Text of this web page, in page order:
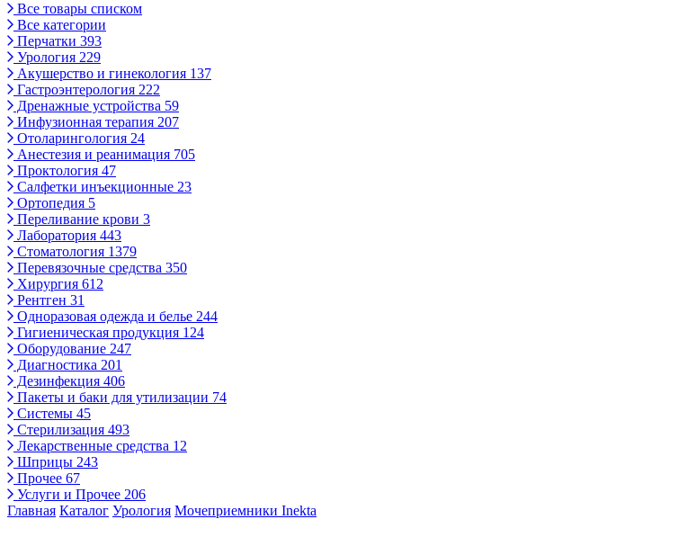
Все товары списком
Все категории
Перчатки 393
Урология 229
Акушерство и гинекология 137
Гастроэнтерология 222
Дренажные устройства 59
Инфузионная терапия 207
Отоларингология 24
Анестезия и реанимация 705
Проктология 47
Салфетки инъекционные 23
Ортопедия 5
Переливание крови 3
Лаборатория 443
Стоматология 1379
Перевязочные средства 350
Хирургия 612
Рентген 31
Одноразовая одежда и белье 244
Гигиеническая продукция 124
Оборудование 247
Диагностика 201
Дезинфекция 406
Пакеты и баки для утилизации 74
Системы 45
Стерилизация 493
Лекарственные средства 12
Шприцы 243
Прочее 67
Услуги и Прочее 206
Главная Каталог Урология Мочеприемники Inekta